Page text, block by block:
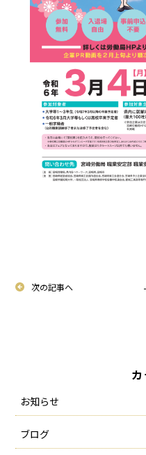
次の記事へ
お知らせ
ブログ